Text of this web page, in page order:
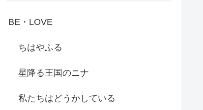
BE・LOVE
ちはやふる
星降る王国のニナ
私たちはどうかしている